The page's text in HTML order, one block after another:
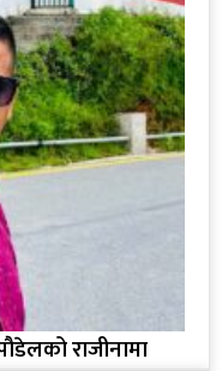
राजीनामा